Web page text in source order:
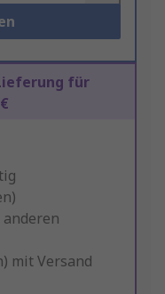
Lieferung für
mit Versand